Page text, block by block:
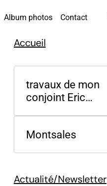
Album photos Contact
Accueil
travaux de mon
conjoint Eric
Montsales
Actualité/Newsletter